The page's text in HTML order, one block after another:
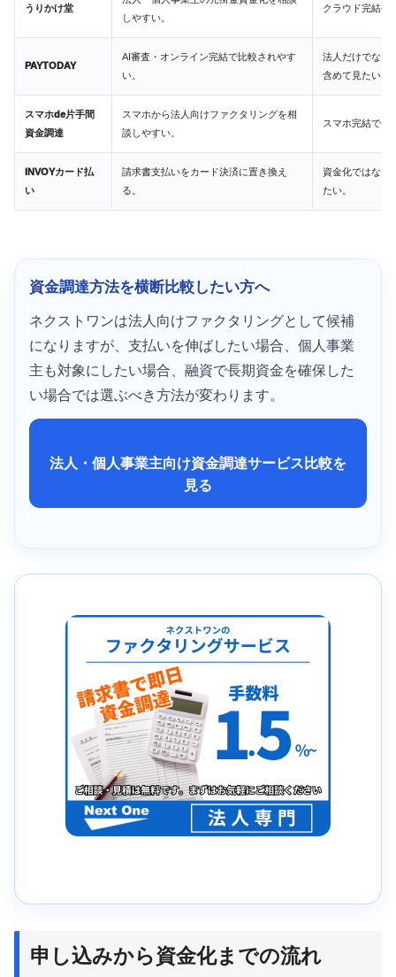
うりかけ堂
しやすい。
クラウド完結や
PAYTODAY
AI審査・オンライン完結で比較されやす
い。
法人だけでなく
含めて見たい。
スマホde片手間
資金調達
スマホから法人向けファクタリングを相
談しやすい。
スマホ完結で条
INVOYカード払
い
請求書支払いをカード決済に置き換え
る。
資金化ではなく
たい。
資金調達方法を横断比較したい方へ
ネクストワンは法人向けファクタリングとして候補
になりますが、支払いを伸ばしたい場合、個人事業
主も対象にしたい場合、融資で長期資金を確保した
い場合では選ぶべき方法が変わります。
法人・個人事業主向け資金調達サービス比較を
見る
申し込みから資金化までの流れ